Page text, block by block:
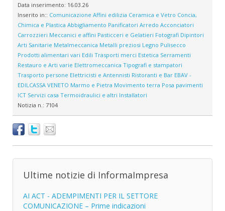
Data inserimento: 16.03.26
Inserito in:: Comunicazione Affini edilizia Ceramica e Vetro Concia,
Chimica e Plastica Abbigliamento Panificatori Arredo Acconciatori
Carrozzieri Meccanici e affini Pasticceri e Gelatieri Fotografi Dipintori
Arti Sanitarie Metalmeccanica Metalli preziosi Legno Pulisecco
Prodotti alimentari vari Edili Trasporti merci Estetica Serramenti
Restauro e Arti varie Elettromeccanica Tipografi e stampatori
Trasporto persone Elettricisti e Antennisti Ristoranti e Bar EBAV -
EDILCASSA VENETO Marmo e Pietra Movimento terra Posa pavimenti
ICT Servizi casa Termoidraulici e altri Installatori
Notizia n.: 7104
Ultime notizie di InformaImpresa
AI ACT - ADEMPIMENTI PER IL SETTORE
COMUNICAZIONE – Prime indicazioni